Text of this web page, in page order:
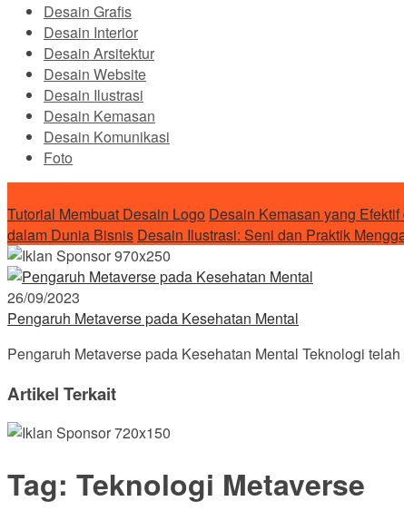
Desain Grafis
Desain Interior
Desain Arsitektur
Desain Website
Desain Ilustrasi
Desain Kemasan
Desain Komunikasi
Foto
Tutorial Membuat Desain Logo Desain Kemasan yang
dalam Dunia Bisnis Desain Ilustrasi: Seni dan Praktik
26/09/2023
Pengaruh Metaverse pada Kesehatan Mental
Pengaruh Metaverse pada Kesehatan Mental Teknologi
Artikel Terkait
Tag: Teknologi Metaverse